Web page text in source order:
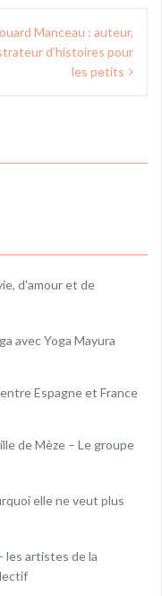
Manceau : auteur,
d’histoires pour
les petits
d'amour et de
avec Yoga Mayura
Espagne et France
de Mèze – Le groupe
elle ne veut plus
les artistes de la